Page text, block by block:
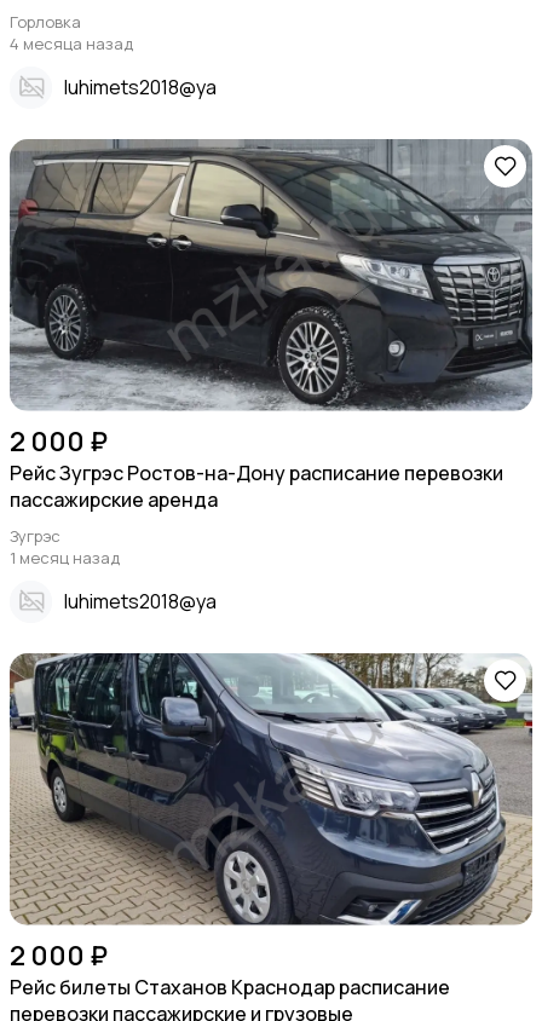
Горловка
4 месяца назад
Iuhimets2018@ya
2 000 ₽
Рейс Зугрэс Ростов-на-Дону расписание перевозки
пассажирские аренда
Зугрэс
1 месяц назад
Iuhimets2018@ya
2 000 ₽
Рейс билеты Стаханов Краснодар расписание
перевозки пассажирские и грузовые